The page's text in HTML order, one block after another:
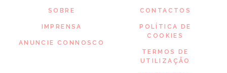
SOBRE
IMPRENSA
ANUNCIE CONNOSCO
CONTACTOS
POLÍTICA DE
COOKIES
TERMOS DE
UTILIZAÇÃO